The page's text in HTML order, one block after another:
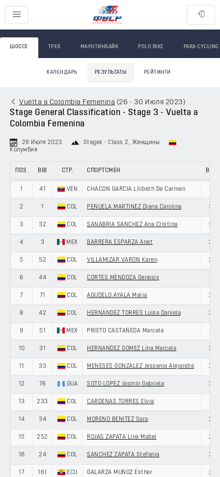
ШОССЕ ТРЕК МАУНТИНБАЙК POLO BIKE PARA-CYCLING
КАЛЕНДАРЬ РЕЗУЛЬТАТЫ РЕЙТИНГИ
Vuelta a Colombia Femenina (26 - 30 Июля 2023 )
Stage General Classification - Stage 3 - Vuelta a
Colombia Femenina
28 Июля 2023 Stages - Class 2 , Женщины
Колумбия
ПОЗ. BIB СТР. СПОРТСМЕН ВОЗ.
1 41 VEN CHACON GARCIA Lilibeth De Carmen 31
2 1 COL PEÑUELA MARTINEZ Diana Carolina 37
3 32 COL SANABRIA SANCHEZ Ana Cristina 33
4 3 MEX BARRERA ESPARZA Anet 25
5 52 COL VILLAMIZAR VARON Karen 25
6 44 COL CORTES MENDOZA Genesis 21
7 71 COL AGUDELO AYALA Maria 22
8 42 COL HERNANDEZ TORRES Luisa Daniela 26
9 51 MEX PRIETO CASTAÑEDA Marcela 31
10 31 COL HERNANDEZ GOMEZ Lina Marcela 24
11 33 COL MENESES GONZALEZ Jessenia Alejandra 28
12 76 GUA SOTO LOPEZ Jasmin Gabriela 30
13 233 COL CARDENAS TORRES Elvia 21
14 34 COL MORENO BENITEZ Sara 20
15 252 COL ROJAS ZAPATA Lina Mabel 23
16 24 COL SANCHEZ ZAPATA Stefania 22
17 161 ECU GALARZA MUÑOZ Esther 27